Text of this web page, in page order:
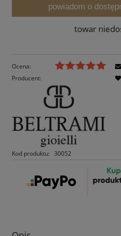
powiadom o
towar
Ocena:
Producent:
Kod produktu: 30052